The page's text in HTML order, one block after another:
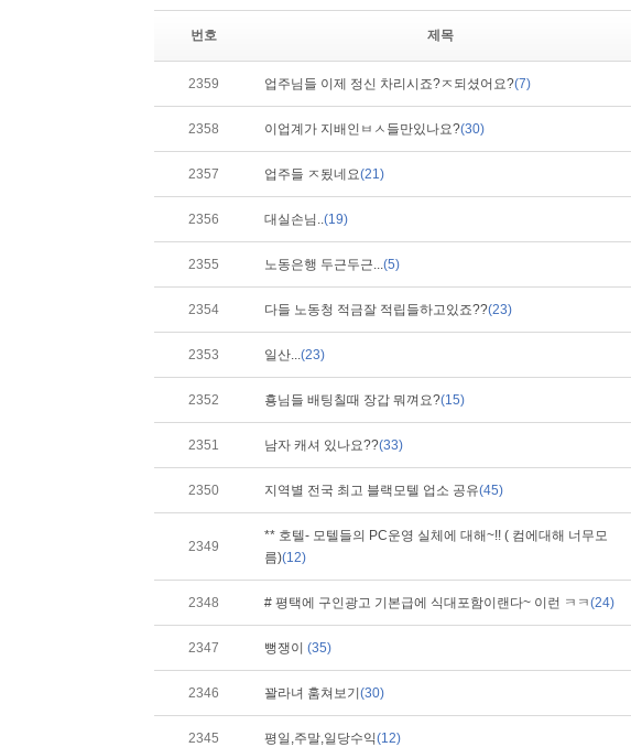
번호 제목
2359 업주님들 이제 정신 차리시죠?ㅈ되셨어요?(7)
2358 이업계가 지배인ㅂㅅ들만있나요?(30)
2357 업주들 ㅈ됬네요(21)
2356 대실손님..(19)
2355 노동은행 두근두근...(5)
2354 다들 노동청 적금잘 적립들하고있죠??(23)
2353 일산...(23)
2352 횽님들 배팅칠때 장갑 뭐껴요?(15)
2351 남자 캐셔 있나요??(33)
2350 지역별 전국 최고 블랙모텔 업소 공유(45)
2349
** 호텔- 모텔들의 PC운영 실체에 대해~!! ( 컴에대해 너무모
름)(12)
2348 # 평택에 구인광고 기본급에 식대포함이랜다~ 이런 ㅋㅋ(24)
2347 뻥쟁이 (35)
2346 꽐라녀 훔쳐보기 (30)
2345 평일,주말,일당수익(12)